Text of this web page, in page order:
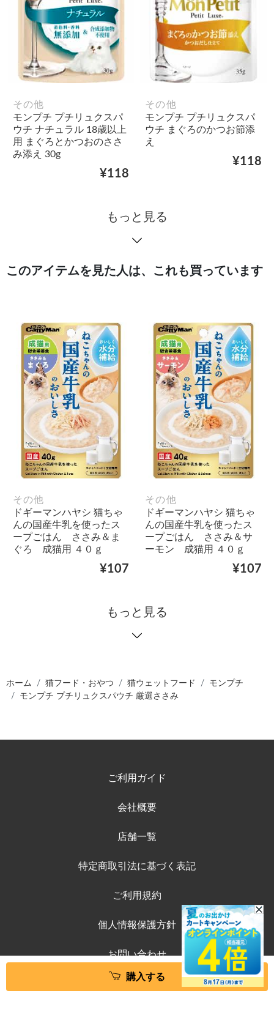
その他
モンプチ プチリュクスパ
ウチ ナチュラル 18歳以上
用 まぐろとかつおのささ
み添え 30g
¥118
その他
モンプチ プチリュクスパ
ウチ まぐろのかつお節添
え
¥118
もっと見る
このアイテムを見た人は、これも買っています
その他
ドギーマンハヤシ 猫ちゃ
んの国産牛乳を使ったス
ープごはん ささみ＆ま
ぐろ 成猫用 ４０ｇ
¥107
その他
ドギーマンハヤシ 猫ちゃ
んの国産牛乳を使ったス
ープごはん ささみ＆サ
ーモン 成猫用 ４０ｇ
¥107
もっと見る
ホーム 猫フード・おやつ 猫ウェットフード
モンプチ
モンプチ プチリュクスパウチ 厳選ささみ
ご利用ガイド
会社概要
店舗一覧
特定商取引法に基づく表記
ご利用規約
個人情報保護方針
お問い合わせ
購入する